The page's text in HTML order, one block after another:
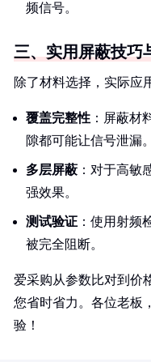
频信号。
三、实用屏蔽技巧
除了材料选择，实际应
覆盖完整性 ：屏蔽材
隙都可能让信号泄漏。
多层屏蔽 ：对于高敏
强效果。
测试验证 ：使用射频
被完全阻断。
爱采购从参数比对到价
您省时省力。各位老板
验！